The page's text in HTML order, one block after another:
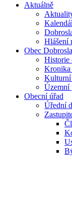
Aktuálně
Hlášení
Obec
Historie
Kronika
Kulturní
Územní
Obecní úřad
Úřední